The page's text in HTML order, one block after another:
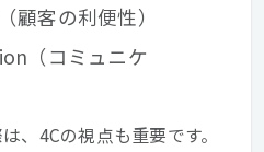
顧客の利便性）
（コミュニケ
、4Cの視点も重要です。